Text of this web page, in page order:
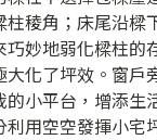
稜角；床尾沿樑
巧妙地弱化樑柱的
大化了坪效。窗戶
的小平台，增添生
利用空空發揮小宅